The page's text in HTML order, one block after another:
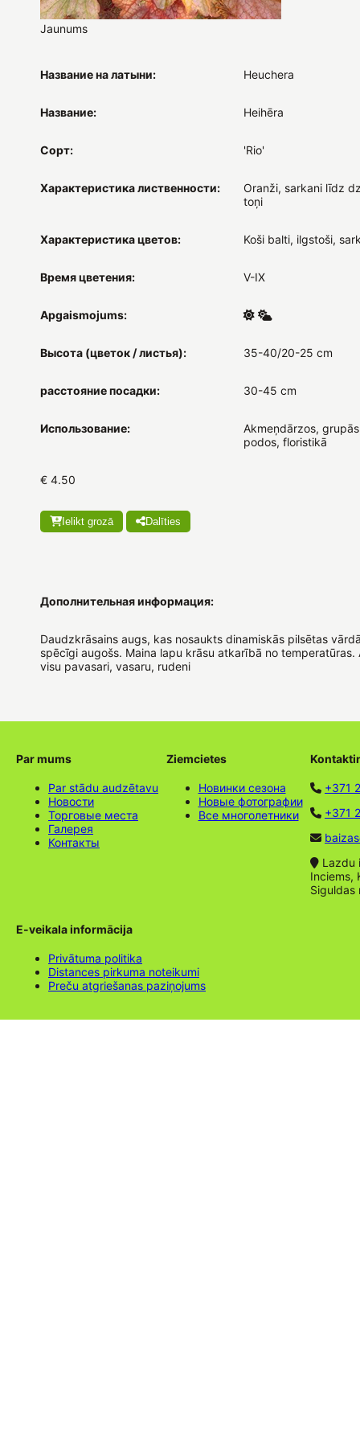
Jaunums
Название на латыни: Heuchera
Название: Heihēra
Сорт: 'Rio'
Характеристика лиственности:
Oranži, sarkani līdz
toņi
Характеристика цветов: Koši balti, ilgstoši,
Время цветения: V-IX
Apgaismojums:
Высота (цветок / листья): 35-40/20-25 cm
расстояние посадки: 30-45 cm
Использование:
Akmeņdārzos,
podos, floristikā
€ 4.50
Ielikt grozā Dalīties
Дополнительная информация:
Daudzkrāsains augs, kas nosaukts dinamiskās pilsētas
spēcīgi augošs. Maina lapu krāsu atkarībā no
visu pavasari, vasaru, rudeni
Par mums
Par stādu audzētavu
Новости
Торговые места
Галерея
Контакты
Ziemcietes
Новинки сезона
Новые фотографии
Все многолетники
+371
+371
Lazdu
Inciems,
Siguldas
E-veikala informācija
Privātuma politika
Distances pirkuma noteikumi
Preču atgriešanas paziņojums